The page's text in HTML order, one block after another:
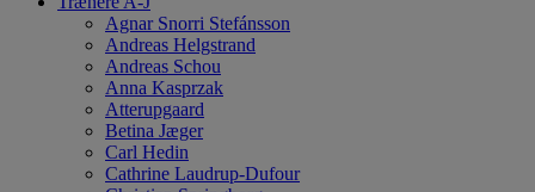
Agnar Snorri Stefánsson
Andreas Helgstrand
Andreas Schou
Anna Kasprzak
Atterupgaard
Betina Jæger
Carl Hedin
Cathrine Laudrup-Dufour